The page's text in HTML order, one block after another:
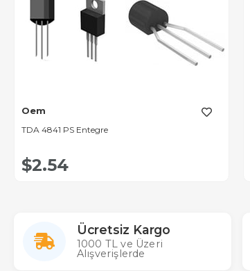
Oem
TDA 4841 PS Entegre
$2.54
Ücretsiz Kargo
1000 TL ve Üzeri
Alışverişlerde